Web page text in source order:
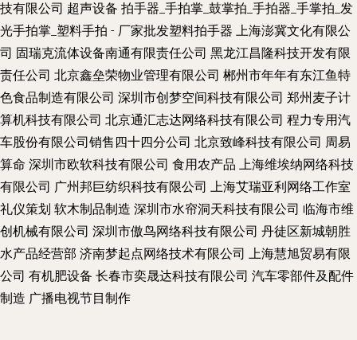
技有限公司 超声设备 拍手器_手拍掌_鼓掌拍_手拍器_手掌拍_发
光手拍掌_塑料手拍 - 厂家批发塑料拍手器 上海澎冀文化有限公
司 固瑞克流体设备南通有限责任公司 黑龙江昌隆科技开发有限
责任公司 北京鑫垒荣物业管理有限公司 郴州市年年有东江鱼特
色食品制造有限公司 深圳市创梦空间科技有限公司 郑州麦子计
算机科技有限公司 北京通汇志达网络科技有限公司 程力专用汽
车股份有限公司销售四十四分公司 北京致峰科技有限公司 周易
算命 深圳市欧软科技有限公司 食用农产品 上海维埃纳网络科技
有限公司 广州邦巨纺织科技有限公司 上海艾瑞亚利网络工作室
礼仪策划 软木制品制造 深圳市水帘洞天科技有限公司 临海市维
创机械有限公司 深圳市傲鸟网络科技有限公司 丹徒区新城朝胜
水产品经营部 济南梦起点网络技术有限公司 上海慧旭贸易有限
公司 有机肥设备 长春市奕晟达科技有限公司 汽车零部件及配件
制造 广播电视节目制作